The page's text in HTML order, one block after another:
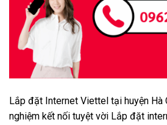
Lắp đặt Internet Viettel tại huyện Hà
nghiệm kết nối tuyệt vời Lắp đặt